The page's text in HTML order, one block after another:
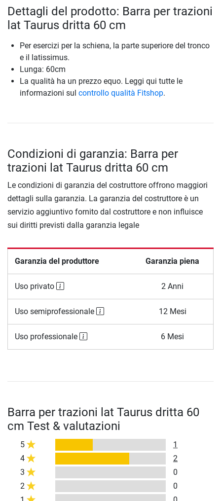
Dettagli del prodotto: Barra per trazioni
lat Taurus dritta 60 cm
Per esercizi per la schiena, la parte superiore del tronco
e il latissimus.
Lunga: 60cm
La qualità ha un prezzo equo. Leggi qui tutte le
informazioni sul controllo qualità Fitshop.
Condizioni di garanzia: Barra per
trazioni lat Taurus dritta 60 cm
Le condizioni di garanzia del costruttore offrono maggiori
dettagli sulla garanzia. La garanzia del costruttore è un
servizio aggiuntivo fornito dal costruttore e non influisce
sui diritti previsti dalla garanzia legale
Garanzia del produttore Garanzia piena
Uso privato 2 Anni
Uso semiprofessionale 12 Mesi
Uso professionale 6 Mesi
Barra per trazioni lat Taurus dritta 60
cm Test & valutazioni
5
1
4
2
3
0
2
0